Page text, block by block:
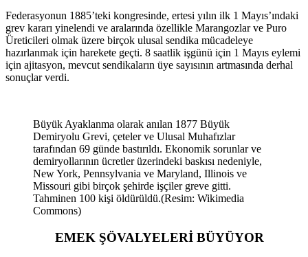
Federasyonun 1885’teki kongresinde, ertesi yılın ilk 1 Mayıs’ındaki
grev kararı yinelendi ve aralarında özellikle Marangozlar ve Puro
Üreticileri olmak üzere birçok ulusal sendika mücadeleye
hazırlanmak için harekete geçti. 8 saatlik işgünü için 1 Mayıs eylemi
için ajitasyon, mevcut sendikaların üye sayısının artmasında derhal
sonuçlar verdi.
Büyük Ayaklanma olarak anılan 1877 Büyük
Demiryolu Grevi, çeteler ve Ulusal Muhafızlar
tarafından 69 günde bastırıldı. Ekonomik sorunlar ve
demiryollarının ücretler üzerindeki baskısı nedeniyle,
New York, Pennsylvania ve Maryland, Illinois ve
Missouri gibi birçok şehirde işçiler greve gitti.
Tahminen 100 kişi öldürüldü.(Resim: Wikimedia
Commons)
EMEK ŞÖVALYELERİ BÜYÜYOR